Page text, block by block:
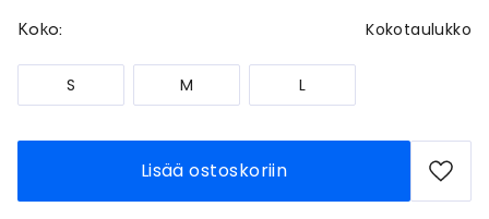
Koko: Kokotaulukko
S M L
Lisää ostoskoriin